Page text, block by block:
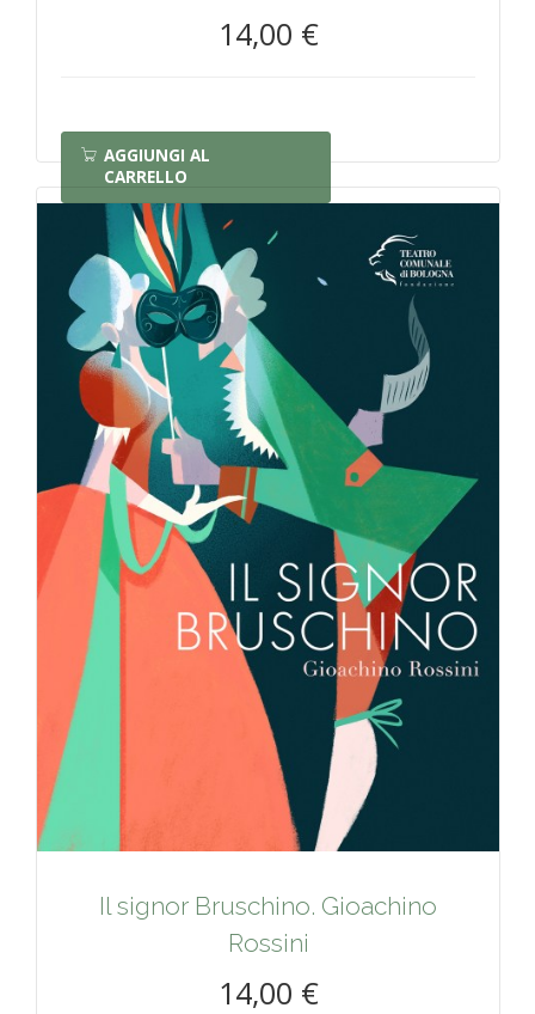
14,00 €
AGGIUNGI AL
CARRELLO
Il signor Bruschino. Gioachino
Rossini
14,00 €